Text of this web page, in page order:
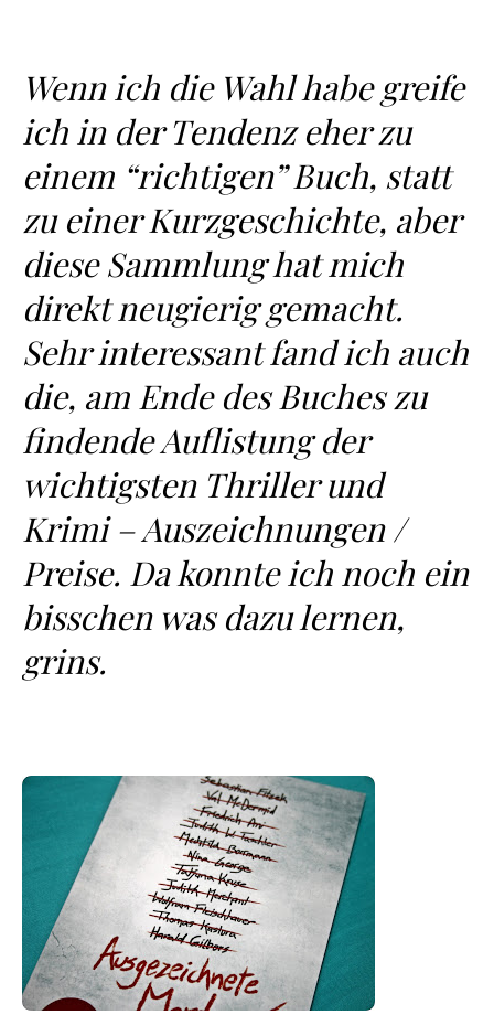
Wenn ich die Wahl habe greife
ich in der Tendenz eher zu
einem “richtigen” Buch, statt
zu einer Kurzgeschichte, aber
diese Sammlung hat mich
direkt neugierig gemacht.
Sehr interessant fand ich auch
die, am Ende des Buches zu
findende Auflistung der
wichtigsten Thriller und
Krimi – Auszeichnungen /
Preise. Da konnte ich noch ein
bisschen was dazu lernen,
grins.